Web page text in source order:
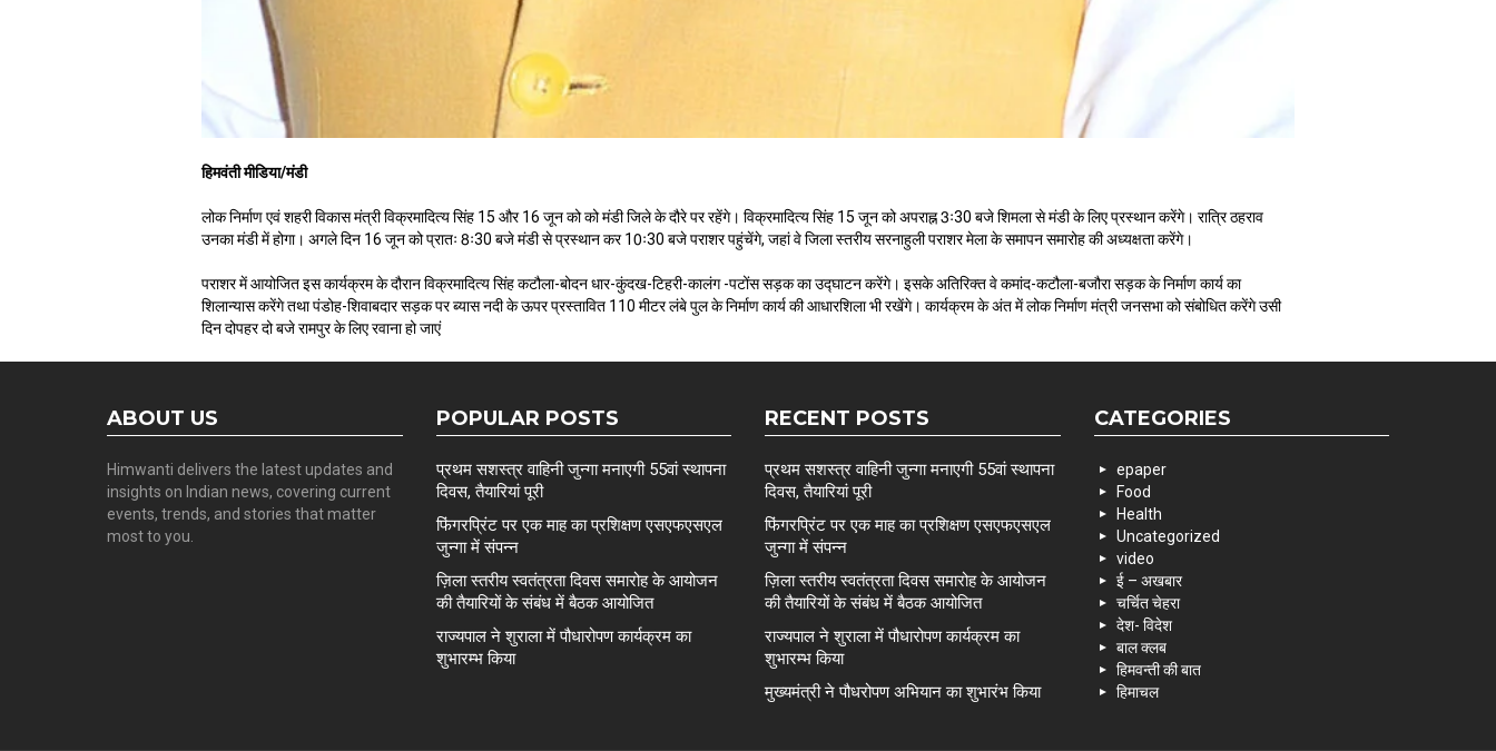
हिमवंती मीडिया/मंडी
लोक निर्माण एवं शहरी विकास मंत्री विक्रमादित्य सिंह 15 और 16 जून को को मंडी जिले के दौरे पर रहेंगे। विक्रमादित्य सिंह 15 जून को अपराह्न 3ः30 बजे शिमला से मंडी के लिए प्रस्थान करेंगे। रात्रि ठहराव
उनका मंडी में होगा। अगले दिन 16 जून को प्रातः 8ः30 बजे मंडी से प्रस्थान कर 10ः30 बजे पराशर पहुंचेंगे, जहां वे जिला स्तरीय सरनाहुली पराशर मेला के समापन समारोह की अध्यक्षता करेंगे।
पराशर में आयोजित इस कार्यक्रम के दौरान विक्रमादित्य सिंह कटौला-बोदन धार-कुंदख-टिहरी-कालंग -पटोंस सड़क का उद्घाटन करेंगे। इसके अतिरिक्त वे कमांद-कटौला-बजौरा सड़क के निर्माण कार्य का
शिलान्यास करेंगे तथा पंडोह-शिवाबदार सड़क पर ब्यास नदी के ऊपर प्रस्तावित 110 मीटर लंबे पुल के निर्माण कार्य की आधारशिला भी रखेंगे। कार्यक्रम के अंत में लोक निर्माण मंत्री जनसभा को संबोधित करेंगे उसी
दिन दोपहर दो बजे रामपुर के लिए रवाना हो जाएं
ABOUT US
Himwanti delivers the latest updates and
insights on Indian news, covering current
events, trends, and stories that matter
most to you.
POPULAR POSTS
प्रथम सशस्त्र वाहिनी जुन्गा मनाएगी 55वां स्थापना
दिवस, तैयारियां पूरी
फिंगरप्रिंट पर एक माह का प्रशिक्षण एसएफएसएल
जुन्गा में संपन्न
ज़िला स्तरीय स्वतंत्रता दिवस समारोह के आयोजन
की तैयारियों के संबंध में बैठक आयोजित
राज्यपाल ने शुराला में पौधारोपण कार्यक्रम का
शुभारम्भ किया
RECENT POSTS
प्रथम सशस्त्र वाहिनी जुन्गा मनाएगी 55वां स्थापना
दिवस, तैयारियां पूरी
फिंगरप्रिंट पर एक माह का प्रशिक्षण एसएफएसएल
जुन्गा में संपन्न
ज़िला स्तरीय स्वतंत्रता दिवस समारोह के आयोजन
की तैयारियों के संबंध में बैठक आयोजित
राज्यपाल ने शुराला में पौधारोपण कार्यक्रम का
शुभारम्भ किया
मुख्यमंत्री ने पौधरोपण अभियान का शुभारंभ किया
CATEGORIES
epaper
Food
Health
Uncategorized
video
ई – अखबार
चर्चित चेहरा
देश- विदेश
बाल क्लब
हिमवन्ती की बात
हिमाचल